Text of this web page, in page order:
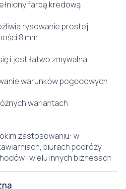
farbą kredową
rysowanie prostej,
8 mm
i jest łatwo zmywalna
warunków pogodowych
wariantach
zastosowaniu: w
biurach podróży,
i wielu innych biznesach